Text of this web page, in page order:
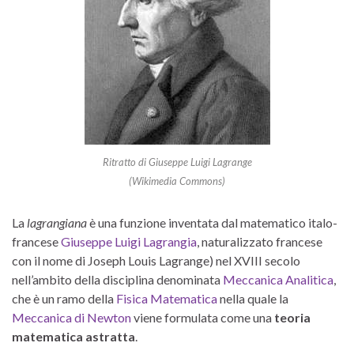
Ritratto di Giuseppe Luigi Lagrange
(Wikimedia Commons)
La lagrangianaè una funzione inventata dal matematico italo-
franceseGiuseppe Luigi Lagrangia , naturalizzato francese
con il nome di Joseph Louis Lagrange) nel XVIII secolo
nell’ambito della disciplina denominata Meccanica Analitica
che è un ramo della Fisica Matematicanella quale la
Meccanica di Newtonviene formulata come una teoria
matematica astratta